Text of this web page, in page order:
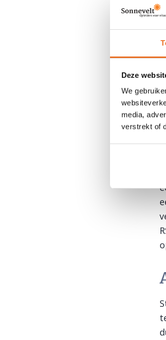
Deze
We
media,
verstrekt of